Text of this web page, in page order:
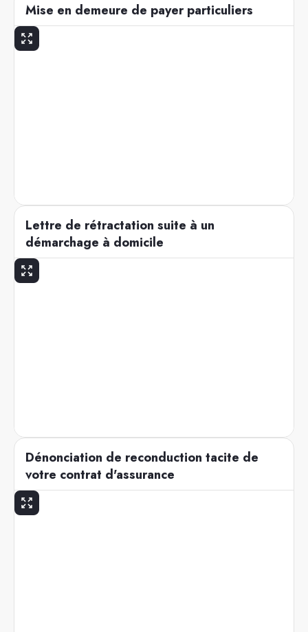
Mise en demeure de payer particuliers
Lettre de rétractation suite à un
démarchage à domicile
Dénonciation de reconduction tacite de
votre contrat d'assurance